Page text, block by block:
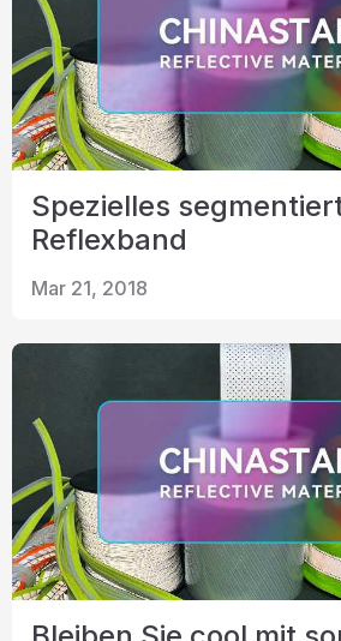
Spezielles
Reflexband
Mar 21, 2018